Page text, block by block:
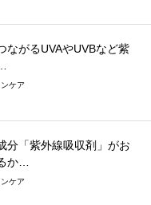
ながるUVAやUVBなど紫
ケア
分「紫外線吸収剤」がお
か…
ケア